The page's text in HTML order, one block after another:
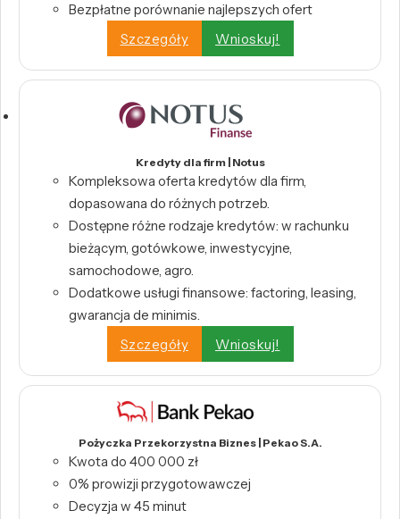
Bezpłatne porównanie najlepszych ofert
Szczegóły
Wnioskuj!
Kredyty dla firm | Notus
Kompleksowa oferta kredytów dla firm,
dopasowana do różnych potrzeb.
Dostępne różne rodzaje kredytów: w rachunku
bieżącym, gotówkowe, inwestycyjne,
samochodowe, agro.
Dodatkowe usługi finansowe: factoring, leasing,
gwarancja de minimis.
Szczegóły
Wnioskuj!
Pożyczka Przekorzystna Biznes | Pekao S.A.
Kwota do 400 000 zł
0% prowizji przygotowawczej
Decyzja w 45 minut